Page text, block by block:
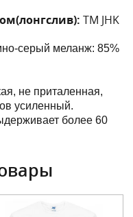
ТМ JHK
серый меланж: 85%
не приталенная,
усиленный.
более 60